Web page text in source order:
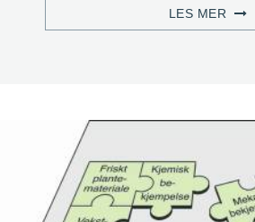
LES MER